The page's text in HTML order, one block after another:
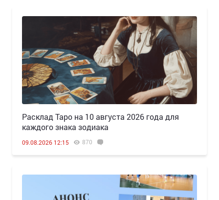
Расклад Таро на 10 августа 2026 года для
каждого знака зодиака
09.08.2026 12:15 870